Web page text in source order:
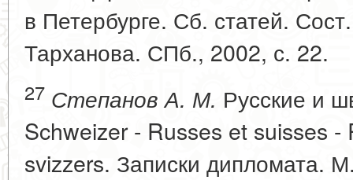
в Петербурге. Сб. статей.
Тарханова. СПб., 2002, с. 22.
27 Степанов А. М. Русские и
Schweizer - Russes et suisses
svizzers. Записки дипломата.